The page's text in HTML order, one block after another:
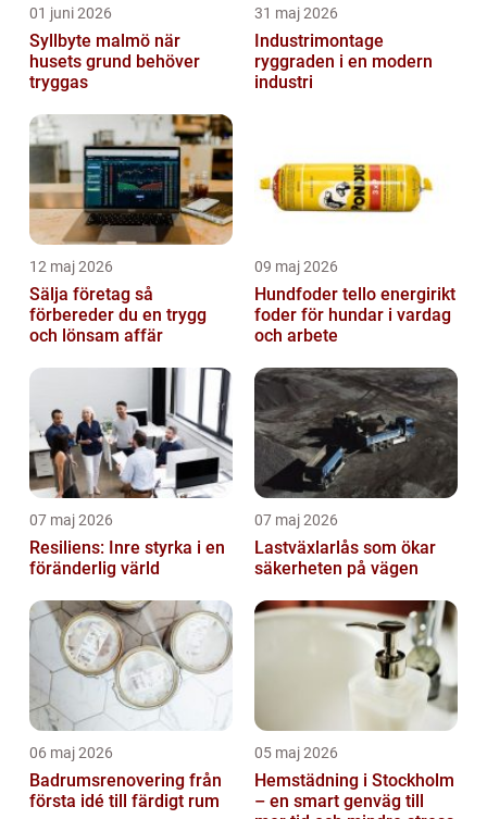
01 juni 2026
Syllbyte malmö när
husets grund behöver
tryggas
31 maj 2026
Industrimontage
ryggraden i en modern
industri
12 maj 2026
Sälja företag så
förbereder du en trygg
och lönsam affär
09 maj 2026
Hundfoder tello energirikt
foder för hundar i vardag
och arbete
07 maj 2026
Resiliens: Inre styrka i en
föränderlig värld
07 maj 2026
Lastväxlarlås som ökar
säkerheten på vägen
06 maj 2026
Badrumsrenovering från
första idé till färdigt rum
05 maj 2026
Hemstädning i Stockholm
– en smart genväg till